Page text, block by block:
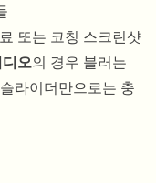
또는 코칭 스크린샷
오의 경우 블러는
라이더만으로는 충